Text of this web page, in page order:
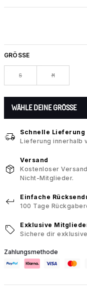
GRÖSSE
S M
WÄHLE DEINE GRÖSSE
Schnelle Lieferung
Lieferung innerhalb
Versand
Kostenloser
Nicht-Mitglieder.
Einfache
100 Tage
Exklusive
Sichere dir
Zahlungsmethode